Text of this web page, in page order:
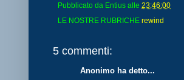
Pubblicato da Entius alle 23:46:00
LE NOSTRE RUBRICHE rewind
5 commenti:
Anonimo ha detto...